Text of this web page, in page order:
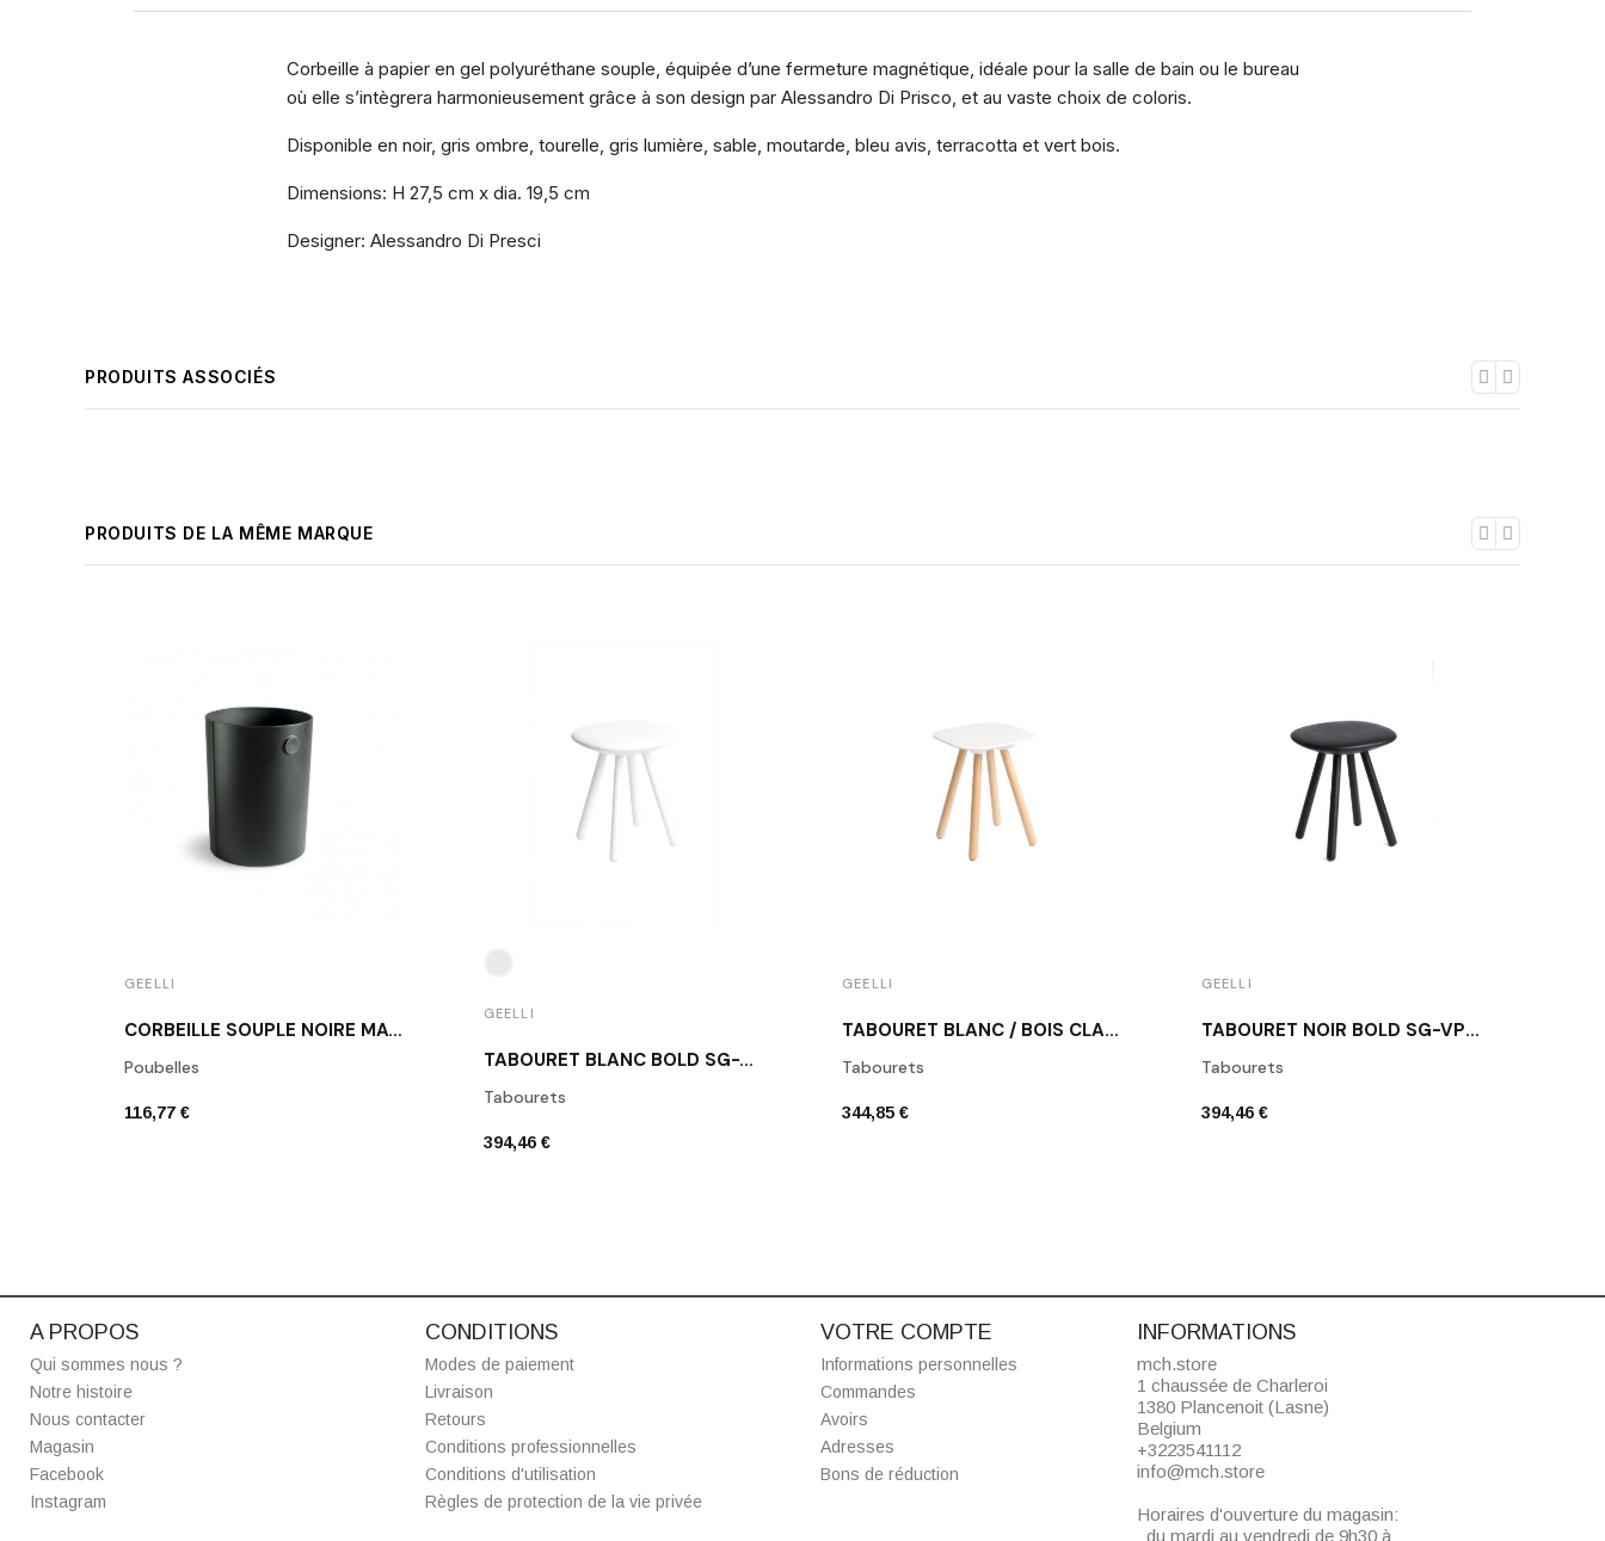
Corbeille à papier en gel polyuréthane souple, équipée d’une fermeture magnétique, idéale pour la salle de bain ou le bureau
où elle s’intègrera harmonieusement grâce à son design par Alessandro Di Prisco, et au vaste choix de coloris.
Disponible en noir, gris ombre, tourelle, gris lumière, sable, moutarde, bleu avis, terracotta et vert bois.
Dimensions: H 27,5 cm x dia. 19,5 cm
Designer: Alessandro Di Presci
PRODUITS ASSOCIÉS
PRODUITS DE LA MÊME MARQUE
GEELLI
CORBEILLE SOUPLE NOIRE MAG GCO-MAG/C01
Poubelles
116,77 €
GEELLI
TABOURET BLANC BOLD SG-VPB-C01
Tabourets
394,46 €
GEELLI
TABOURET BLANC / BOIS CLAIR NUDE SG-VNL-C01
Tabourets
344,85 €
GEELLI
TABOURET NOIR BOLD SG-VPB-C06
Tabourets
394,46 €
A PROPOS
Qui sommes nous ?
Notre histoire
Nous contacter
Magasin
Facebook
Instagram
CONDITIONS
Modes de paiement
Livraison
Retours
Conditions professionnelles
Conditions d'utilisation
Règles de protection de la vie privée
VOTRE COMPTE
Informations personnelles
Commandes
Avoirs
Adresses
Bons de réduction
INFORMATIONS
mch.store
1 chaussée de Charleroi
1380 Plancenoit (Lasne)
Belgium
+3223541112
info@mch.store
Horaires d'ouverture du magasin:
du mardi au vendredi de 9h30 à